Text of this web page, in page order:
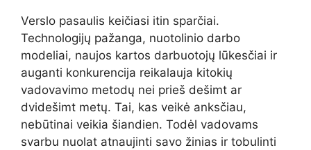
Verslo pasaulis keičiasi itin sparčiai.
Technologijų pažanga, nuotolinio darbo
modeliai, naujos kartos darbuotojų lūkesčiai ir
auganti konkurencija reikalauja kitokių
vadovavimo metodų nei prieš dešimt ar
dvidešimt metų. Tai, kas veikė anksčiau,
nebūtinai veikia šiandien. Todėl vadovams
svarbu nuolat atnaujinti savo žinias ir tobulinti